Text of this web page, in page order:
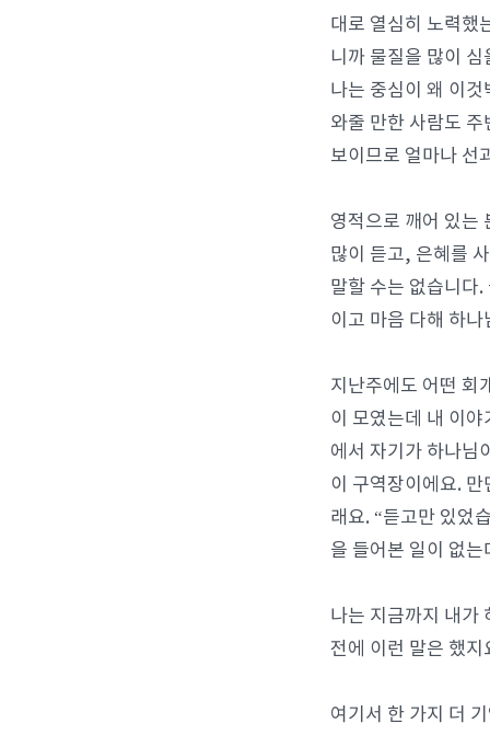
대로 열심히 노력했
니까 물질을 많이
나는 중심이 왜 이
와줄 만한 사람도
보이므로 얼마나 선
영적으로 깨어 있는
많이 듣고, 은혜를
말할 수는 없습니다
이고 마음 다해 하
지난주에도 어떤 회
이 모였는데 내 이
에서 자기가 하나님
이 구역장이에요.
래요. “듣고만 있었
을 들어본 일이 없
나는 지금까지 내가
전에 이런 말은 했
여기서 한 가지 더